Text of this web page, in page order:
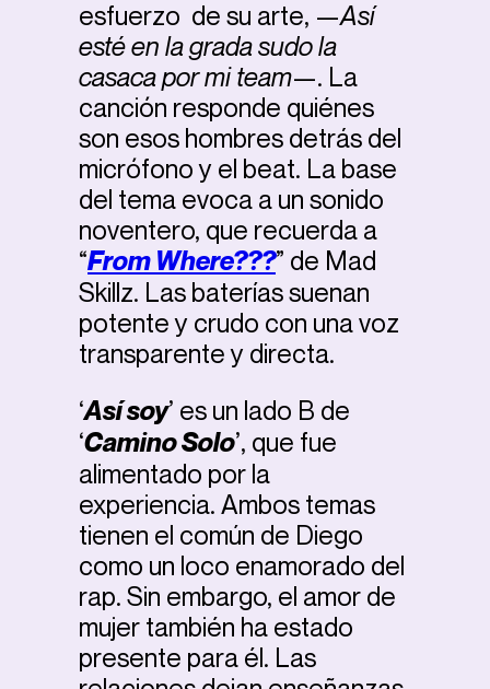
esfuerzo de su arte, —Así
esté en la grada sudo la
casaca por mi team—. La
canción responde quiénes
son esos hombres detrás del
micrófono y el beat. La base
del tema evoca a un sonido
noventero, que recuerda a
“From Where???” de Mad
Skillz. Las baterías suenan
potente y crudo con una voz
transparente y directa.
‘Así soy’ es un lado B de
‘Camino Solo’, que fue
alimentado por la
experiencia. Ambos temas
tienen el común de Diego
como un loco enamorado del
rap. Sin embargo, el amor de
mujer también ha estado
presente para él. Las